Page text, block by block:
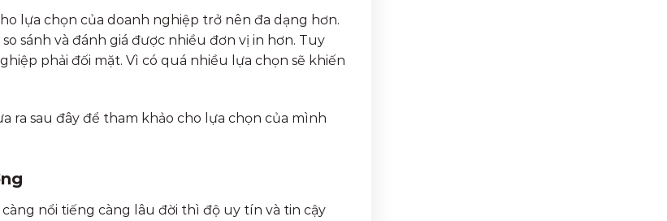
lựa chọn của doanh nghiệp trở nên đa dạng hơn.
sánh và đánh giá được nhiều đơn vị in hơn. Tuy
phải đối mặt. Vì có quá nhiều lựa chọn sẽ khiến
ra sau đây để tham khảo cho lựa chọn của mình
nổi tiếng càng lâu đời thì độ uy tín và tin cậy